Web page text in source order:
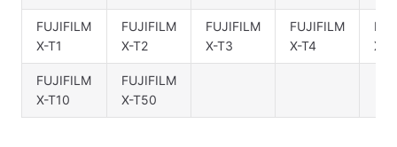
FUJIFILM
X-T1
FUJIFILM
X-T2
FUJIFILM
X-T3
FUJIFILM
X-T4
X-
FUJIFILM
X-T10
FUJIFILM
X-T50